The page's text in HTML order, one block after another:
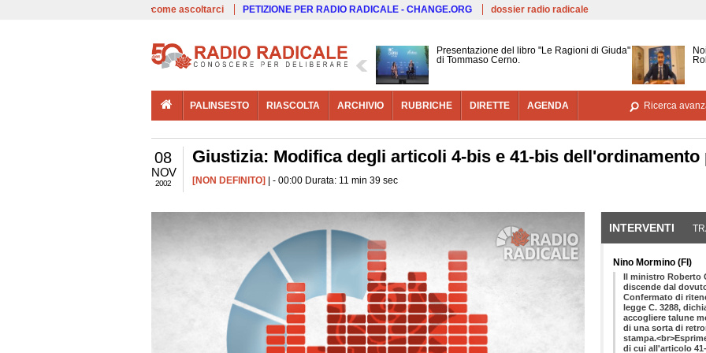
Salta al contenuto principale
come ascoltarci PETIZIONE PER RADIO RADICALE - CHANGE.ORG dossier radio radicale
Presentazione del libro "Le Ragioni di Giuda"
di Tommaso Cerno.
PALINSESTO RIASCOLTA ARCHIVIO RUBRICHE DIRETTE AGENDA Ricerca
08
NOV
2002
Giustizia: Modifica degli articoli 4-bis e 41-bis dell'ordinamento
[NON DEFINITO] | - 00:00 Durata: 11 min 39 sec
INTERVENTI
Nino Mormino (FI)
Il ministro Roberto Castelli fa presente che la sua disponibilità discende dal dovuto rispetto nei confronti del Parlamento. Confermato di ritenere complessivamente valido il disegno di legge C. 3288, dichiara altresì la disponibilità del Governo ad accogliere talune modifiche, precisando tuttavia che non si tratta di una sorta di retromarcia, come invece è stato riportato dalla stampa.<br>Esprimendo un giudizio sull'efficacia della normativa di cui all'articolo 41-bis, rileva che nel corso di circa dieci anni di applicazione essa ha dato prova di positivo funzionamento, come emerge anche dalle relazioni del DAP e della Commissione antimafia. Sollecita dunque il Parlamento ad approvare il provvedimento senza alterarne le parti fondamentali, trattandosi di una normativa valida che oltretutto fa parte del programma della Casa delle libertà in materia di sicurezza.<br>Nel ribadire la disponibilità ad accogliere modifiche migliorative che possano far superare i dubbi sollevati in relazione ad eventuali profili di incostituzionalità o di mancato rispetto dei diritti civili, afferma viceversa di non essere disposto ad accettare modifiche che contrastino con la ratio del provvedimento: ricorda che esso è diretto ad interrompere i contatti tra i detenuti e le organizzazioni criminali di appartenenza, essendo dimostrato che la semplice detenzione non basta ad impedire di commissionare dal carcere fatti illeciti e perfino omicidi. Tuttavia il regime di cui all'articolo 41-bis non deve in alcun modo configurare un sistema vessatorio volto ad inasprire ulteriormente le pene, ma deve contemperare le esigenze di sicurezza sociale con il massimo rispetto dei diritti umani.<br>Al di là di ogni strumentalizzazione, è necessario dare un preciso segnale all'opinione pubblica che il Governo non intende fare sconti di alcun tipo nell'adozione di una linea di rigore nei confronti della criminalità organizzata; da questo punto di vista osserva che una legge di carattere temporaneo potrebbe dare adito alla speranza che il Governo, prima o poi, abbassi la guardia. Dal punto di vista pratico rileva che non vi è alcuna differenza tra una norma che venga applicata per un determinato periodo di tempo ed un'altra applicata sine die, in quanto anche la seconda potrebbe essere in qualunque momento modificata o anche abrogata: al Governo interessa principalmente un'applicazione rigorosa delle norme, a prescindere dalla temporaneità o meno della loro vigenza. È pertanto disponibile ad accettare una modifica dal punto di vista tecnico volta a confermare carattere di temporaneità al regime, ancorché al solo fine di mettere la normativa al riparo da eventuali accuse di incostituzionalità. <br>Manifesta altresì la disponibilità del Governo ad accogliere modifiche in ordine alla fattispecie dei reati ai quali è applicabile la normativa; a tale proposito ricorda che il Governo ha previsto l'estensione del cosiddetto carcere duro ai reati di terrorismo, a fronte di fondati sospetti che alcuni terroristi irriducibili abbiano continuato